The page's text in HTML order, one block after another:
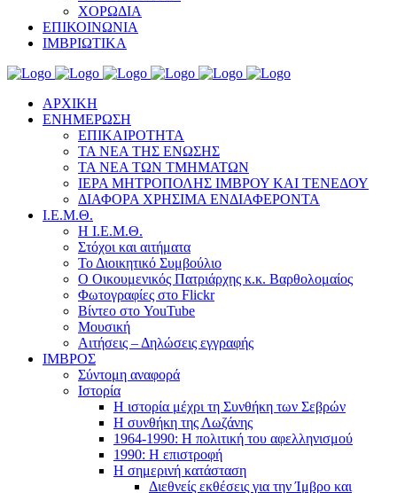
ΧΟΡΩΔΙΑ
ΕΠΙΚΟΙΝΩΝΙΑ
ΙΜΒΡΙΩΤΙΚΑ
ΑΡΧΙΚΗ
ΕΝΗΜΕΡΩΣΗ
ΕΠΙΚΑΙΡΟΤΗΤΑ
ΤΑ ΝΕΑ ΤΗΣ ΕΝΩΣΗΣ
ΤΑ ΝΕΑ ΤΩΝ ΤΜΗΜΑΤΩΝ
ΙΕΡΑ ΜΗΤΡΟΠΟΛΗΣ ΙΜΒΡΟΥ ΚΑΙ ΤΕΝΕΔΟΥ
ΔΙΑΦΟΡΑ ΧΡΗΣΙΜΑ ΕΝΔΙΑΦΕΡΟΝΤΑ
Ι.Ε.Μ.Θ.
Η Ι.Ε.Μ.Θ.
Στόχοι και αιτήματα
Το Διοικητικό Συμβούλιο
Ο Οικουμενικός Πατριάρχης κ.κ. Βαρθολομαίος
Φωτογραφίες στο Flickr
Βίντεο στο YouTube
Μουσική
Αιτήσεις – Δηλώσεις εγγραφής
ΙΜΒΡΟΣ
Σύντομη αναφορά
Ιστορία
Η ιστορία μέχρι τη Συνθήκη των Σεβρών
Η συνθήκη της Λωζάνης
1964-1990: Η πολιτική του αφελληνισμού
1990: Η επιστροφή
Η σημερινή κατάσταση
Διεθνείς εκθέσεις για την Ίμβρο και